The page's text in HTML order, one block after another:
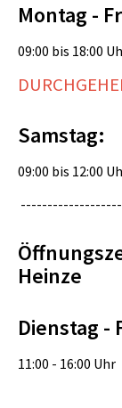
Montag -
09:00 bis 18:00
Samstag:
09:00 bis 12:00
Heinze
Dienstag -
11:00 - 16:00 Uhr